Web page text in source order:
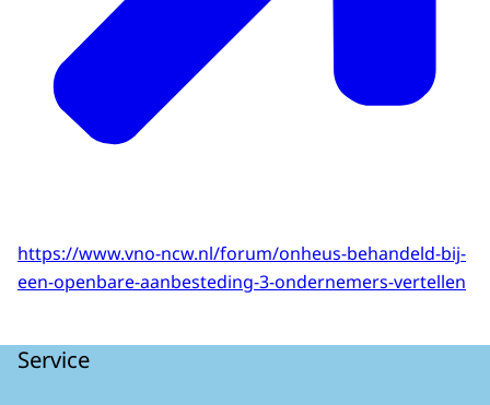
https://www.vno-ncw.nl/forum/onheus-behandeld-bij-
een-openbare-aanbesteding-3-ondernemers-vertellen
Service